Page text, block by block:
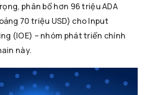
phân bổ hơn 96 triệu ADA
70 triệu USD) cho Input
(IOE) – nhóm phát triển chính
này.